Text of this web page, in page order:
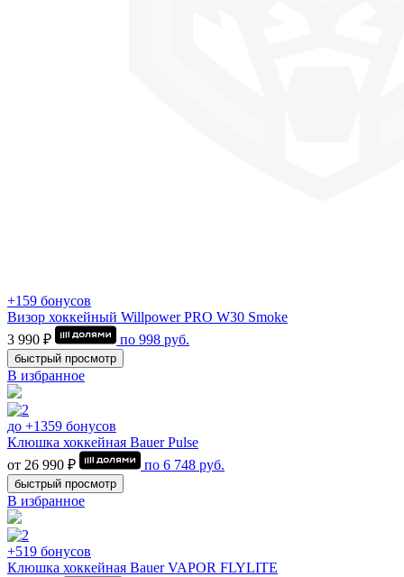
+159 бонусов
Визор хоккейный Willpower PRO W30 Smoke
3 990 ₽
по 998 руб.
быстрый просмотр
В избранное
до +1359 бонусов
Клюшка хоккейная Bauer Pulse
от 26 990 ₽
по 6 748 руб.
быстрый просмотр
В избранное
+519 бонусов
Клюшка хоккейная Bauer VAPOR FLYLITE